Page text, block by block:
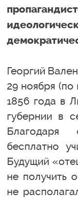
Георгий
29 ноября (по
1856 года в
губернии в
Благодаря
бесплатно
Будущий
не получить
не